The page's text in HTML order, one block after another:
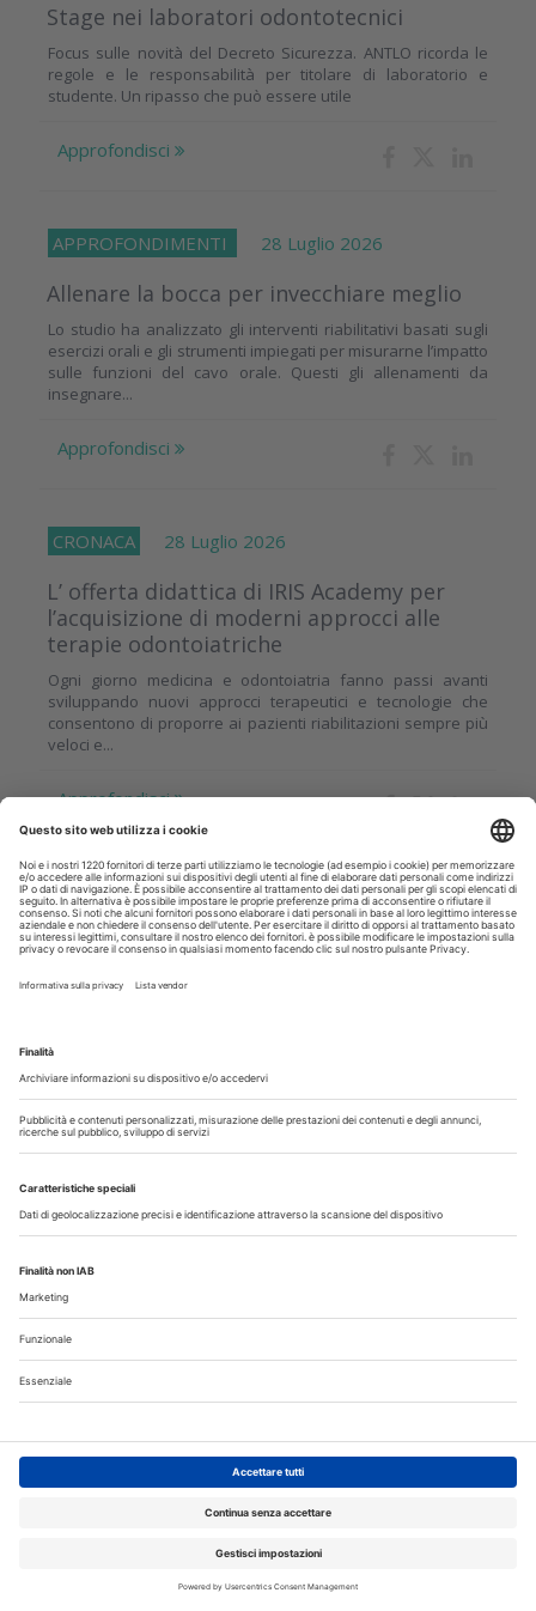
Stage nei laboratori odontotecnici
Focus sulle novità del Decreto Sicurezza. ANTLO ricorda le
regole e le responsabilità per titolare di laboratorio e
studente. Un ripasso che può essere utile
Approfondisci
APPROFONDIMENTI 28 Luglio 2026
Allenare la bocca per invecchiare meglio
Lo studio ha analizzato gli interventi riabilitativi basati sugli
esercizi orali e gli strumenti impiegati per misurarne l’impatto
sulle funzioni del cavo orale. Questi gli allenamenti da
insegnare...
Approfondisci
CRONACA 28 Luglio 2026
L’ offerta didattica di IRIS Academy per
l’acquisizione di moderni approcci alle
terapie odontoiatriche
Ogni giorno medicina e odontoiatria fanno passi avanti
sviluppando nuovi approcci terapeutici e tecnologie che
consentono di proporre ai pazienti riabilitazioni sempre più
veloci e...
Approfondisci
Speciali in Evidenza
20 Luglio 2026
Speciale sbiancamento domiciliare a cura di Kulzer